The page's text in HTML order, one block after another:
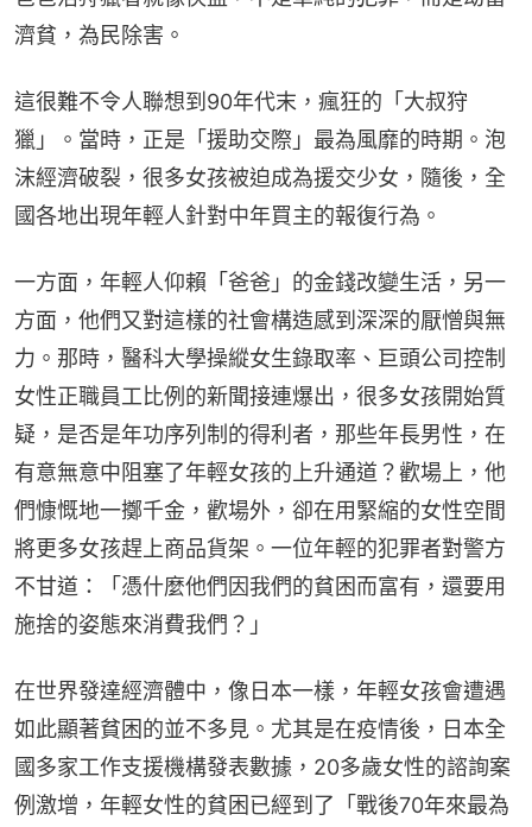
濟貧，為民除害。
這很難不令人聯想到90年代末，瘋狂的「大叔狩
獵」。當時，正是「援助交際」最為風靡的時期。泡
沫經濟破裂，很多女孩被迫成為援交少女，隨後，全
國各地出現年輕人針對中年買主的報復行為。
一方面，年輕人仰賴「爸爸」的金錢改變生活，另一
方面，他們又對這樣的社會構造感到深深的厭憎與無
力。那時，醫科大學操縱女生錄取率、巨頭公司控制
女性正職員工比例的新聞接連爆出，很多女孩開始質
疑，是否是年功序列制的得利者，那些年長男性，在
有意無意中阻塞了年輕女孩的上升通道？歡場上，他
們慷慨地一擲千金，歡場外，卻在用緊縮的女性空間
將更多女孩趕上商品貨架。一位年輕的犯罪者對警方
不甘道：「憑什麼他們因我們的貧困而富有，還要用
施捨的姿態來消費我們？」
在世界發達經濟體中，像日本一樣，年輕女孩會遭遇
如此顯著貧困的並不多見。尤其是在疫情後，日本全
國多家工作支援機構發表數據，20多歲女性的諮詢案
例激增，年輕女性的貧困已經到了「戰後70年來最為